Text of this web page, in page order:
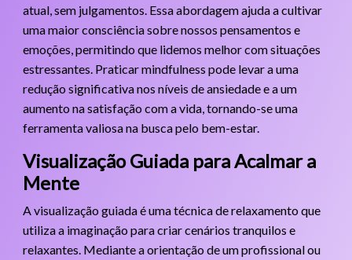
atual, sem julgamentos. Essa abordagem ajuda a cultivar
uma maior consciência sobre nossos pensamentos e
emoções, permitindo que lidemos melhor com situações
estressantes. Praticar mindfulness pode levar a uma
redução significativa nos níveis de ansiedade e a um
aumento na satisfação com a vida, tornando-se uma
ferramenta valiosa na busca pelo bem-estar.
Visualização Guiada para Acalmar a
Mente
A visualização guiada é uma técnica de relaxamento que
utiliza a imaginação para criar cenários tranquilos e
relaxantes. Mediante a orientação de um profissional ou